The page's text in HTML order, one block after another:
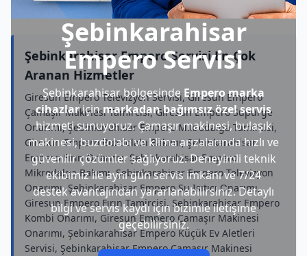
Şebinkarahisar
Empero Servisi
Şebinkarahisar bölgesindeEmpero marka
cihazlariçinmarkadan bağımsız özel servis
hizmeti sunuyoruz. Çamaşır makinesi, bulaşık
makinesi, buzdolabı ve klima arızalarında hızlı ve
güvenilir çözümler sağlıyoruz. Deneyimli teknik
ekibimiz ile aynı gün servis imkânı ve 7/24
destek avantajından yararlanabilirsiniz. Detaylı
bilgi ve servis kaydı için bizimle iletişime
geçebilirsiniz.
Şebinkarahisar Empero Servisi En Çok
Aranan Hizmetler
Giresun Empero Televizyon Servisi, Giresun Empero
Çamaşır Makinesi Tamircisi, Giresun Empero Süpürge
Onarımı, Şebinkarahisar Empero Mikrodalga Tamircisi,
Giresun Empero Buzdolabı Bakımı, Şebinkarahisar
Empero Fırın Onarımı, Şebinkarahisar Empero
Mikrodalga Bakımı, Şebinkarahisar Empero Televizyon
Onarımı, Şebinkarahisar Empero Su Isıtıcı Onarımı,
Giresun Empero Fırın Tamircisi, Şebinkarahisar Empero
Kombi Onarımı, Giresun Empero Çamaşır Makinesi
Onarımı, Şebinkarahisar Empero Küçük Ev Aletleri
Servisi, Şebinkarahisar Empero Çamaşır Makinesi